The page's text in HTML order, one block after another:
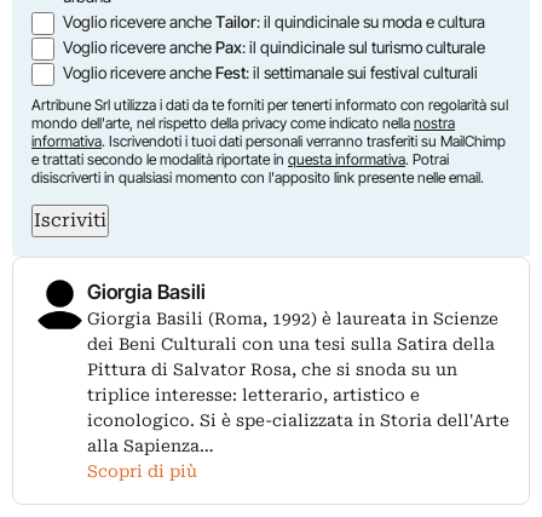
Voglio ricevere ancheTailor: il quindicinale su moda e cultura
Voglio ricevere anchePax: il quindicinale sul turismo culturale
Voglio ricevere ancheFest: il settimanale sui festival culturali
Artribune Srl utilizza i dati da te forniti per tenerti informato con regolarità sul
mondo dell'arte, nel rispetto della privacy come indicato nella nostra
informativa. Iscrivendoti i tuoi dati personali verranno trasferiti su MailChimp
e trattati secondo le modalità riportate in questa informativa. Potrai
disiscriverti in qualsiasi momento con l'apposito link presente nelle email.
Iscriviti
Giorgia Basili
Giorgia Basili (Roma, 1992) è laureata in Scienze
dei Beni Culturali con una tesi sulla Satira della
Pittura di Salvator Rosa, che si snoda su un
triplice interesse: letterario, artistico e
iconologico. Si è spe-cializzata in Storia dell'Arte
alla Sapienza…
Scopri di più